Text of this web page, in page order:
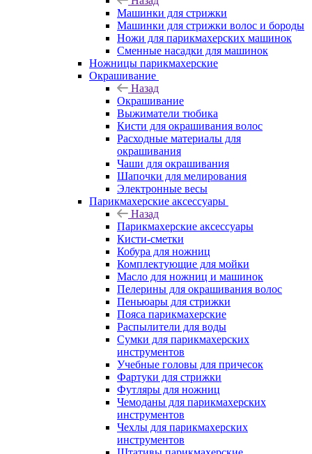
Машинки для стрижки
Машинки для стрижки волос и бороды
Ножи для парикмахерских машинок
Сменные насадки для машинок
Ножницы парикмахерские
Окрашивание
Назад
Окрашивание
Выжиматели тюбика
Кисти для окрашивания волос
Расходные материалы для
окрашивания
Чаши для окрашивания
Шапочки для мелирования
Электронные весы
Парикмахерские аксессуары
Назад
Парикмахерские аксессуары
Кисти-сметки
Кобура для ножниц
Комплектующие для мойки
Масло для ножниц и машинок
Пелерины для окрашивания волос
Пеньюары для стрижки
Пояса парикмахерские
Распылители для воды
Сумки для парикмахерских
инструментов
Учебные головы для причесок
Фартуки для стрижки
Футляры для ножниц
Чемоданы для парикмахерских
инструментов
Чехлы для парикмахерских
инструментов